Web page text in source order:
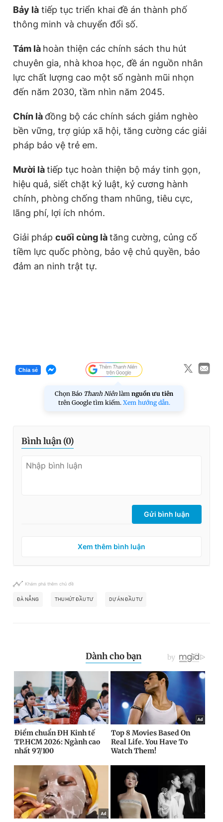
Bảy là tiếp tục triển khai đề án thành phố
thông minh và chuyển đổi số.
Tám là hoàn thiện các chính sách thu hút
chuyên gia, nhà khoa học, đề án nguồn nhân
lực chất lượng cao một số ngành mũi nhọn
đến năm 2030, tầm nhìn năm 2045.
Chín là đồng bộ các chính sách giảm nghèo
bền vững, trợ giúp xã hội, tăng cường các giải
pháp bảo vệ trẻ em.
Mười làtiếp tục hoàn thiện bộ máy tinh gọn,
hiệu quả, siết chặt kỷ luật, kỷ cương hành
chính, phòng chống tham nhũng, tiêu cực,
lãng phí, lợi ích nhóm.
Giải pháp cuối cùng làtăng cường, củng cố
tiềm lực quốc phòng, bảo vệ chủ quyền, bảo
đảm an ninh trật tự.
Chia sẻ
Chọn Báo Thanh Niên làm nguồn ưu tiên
trên Google tìm kiếm. Xem hướng dẫn.
Bình luận (0)
Gửi bình luận
Xem thêm bình luận
Khám phá thêm chủ đề
ĐÀ NẴNG THU HÚT ĐẦU TƯ DỰ ÁN ĐẦU TƯ